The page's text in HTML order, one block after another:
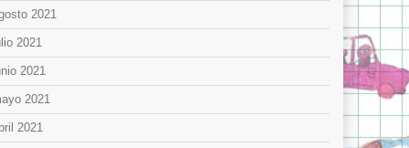
2021
2021
2021
2021
2021